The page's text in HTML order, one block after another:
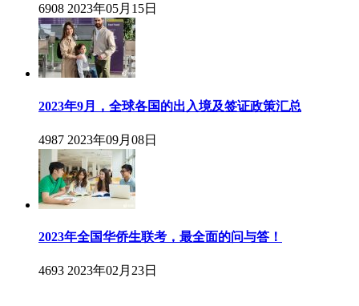
6908 2023年05月15日
2023年9月，全球各国的出入境及签证政策汇总
4987 2023年09月08日
2023年全国华侨生联考，最全面的问与答！
4693 2023年02月23日